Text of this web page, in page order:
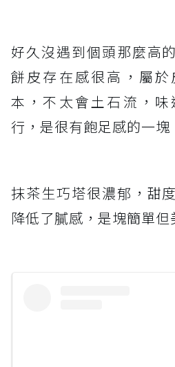
好久沒遇到個頭那麼高
餅皮存在感很高，屬
本，不太會土石流，
行，是很有飽足感的一塊
抹茶生巧塔很濃郁，甜
降低了膩感，是塊簡單